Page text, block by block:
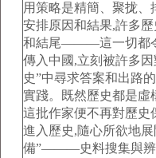
用策略是精簡、聚拢、
安排原因和結果,許多
和結尾———這一切都
傳入中國,立刻被許多
史”中尋求答案和出路
實踐。既然歷史都是虛
這批作家便不再對歷史
進入歷史,隨心所欲地
備”———史料搜集與辨